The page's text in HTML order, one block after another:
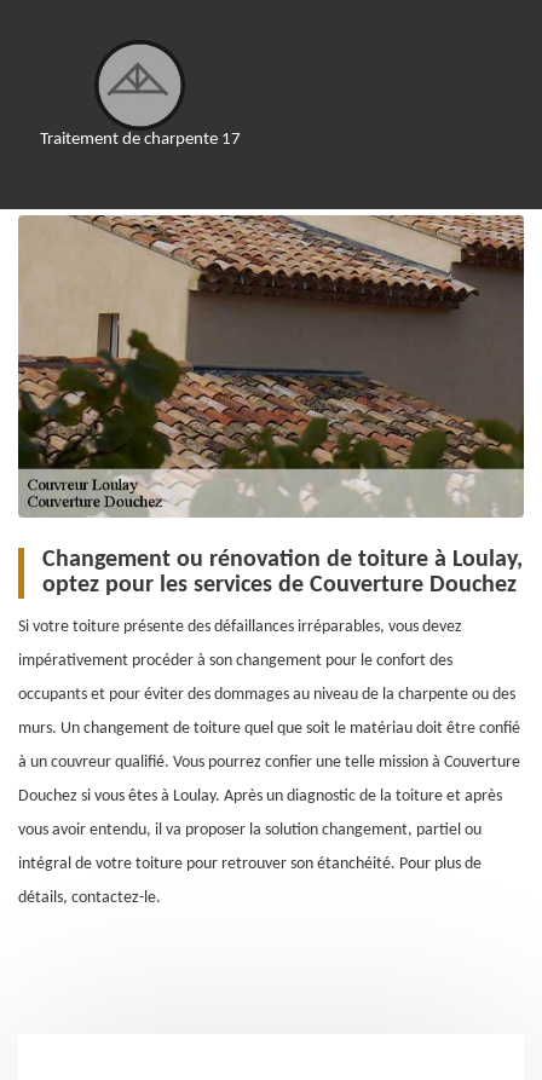
Traitement de charpente 17
Changement ou rénovation de toiture à Loulay,
optez pour les services de Couverture Douchez
Si votre toiture présente des défaillances irréparables, vous devez
impérativement procéder à son changement pour le confort des
occupants et pour éviter des dommages au niveau de la charpente ou des
murs. Un changement de toiture quel que soit le matériau doit être confié
à un couvreur qualifié. Vous pourrez confier une telle mission à Couverture
Douchez si vous êtes à Loulay. Après un diagnostic de la toiture et après
vous avoir entendu, il va proposer la solution changement, partiel ou
intégral de votre toiture pour retrouver son étanchéité. Pour plus de
détails, contactez-le.